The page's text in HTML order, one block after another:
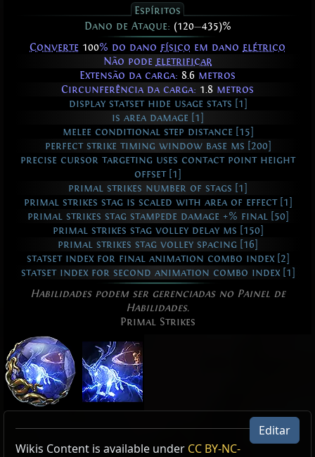
Espíritos
Dano de Ataque: (120—435)%
Converte 100% do dano físico em dano elétrico
Não pode eletrificar
Extensão da carga: 8.6 metros
Circunferência da carga: 1.8 metros
display statset hide usage stats [1]
is area damage [1]
melee conditional step distance [15]
perfect strike timing window base ms [200]
precise cursor targeting uses contact point height
offset [1]
primal strikes number of stags [1]
primal strikes stag is scaled with area of effect [1]
primal strikes stag stampede damage +% final [50]
primal strikes stag volley delay ms [150]
primal strikes stag volley spacing [16]
statset index for final animation combo index [2]
statset index for second animation combo index [1]
Habilidades podem ser gerenciadas no Painel de
Habilidades.
Primal Strikes
Active Type: Attack, MeleeSingleTarget, Melee,
Efeito: Golpes Primais da Valquíria
Editar
Wikis Content is available under CC BY-NC-